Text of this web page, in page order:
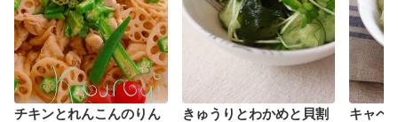
チキンとれんこんのりん
きゅうりとわかめと貝割
キャベ